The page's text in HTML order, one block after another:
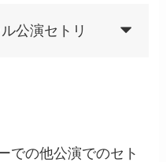
公演セトリ
での他公演でのセト